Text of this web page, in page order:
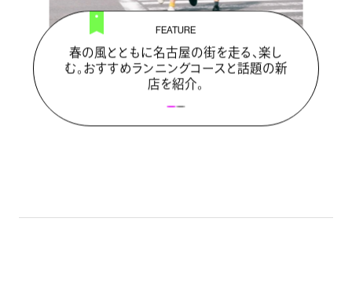
FEATURE
春の風とともに名古屋の街を走る、楽し
む。おすすめランニングコースと話題の新
店を紹介。